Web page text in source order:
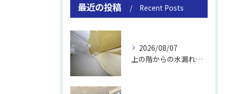
最近の投稿 Recent Posts
2026/08/07
上の階からの水漏れでカビ｜対処法と業者